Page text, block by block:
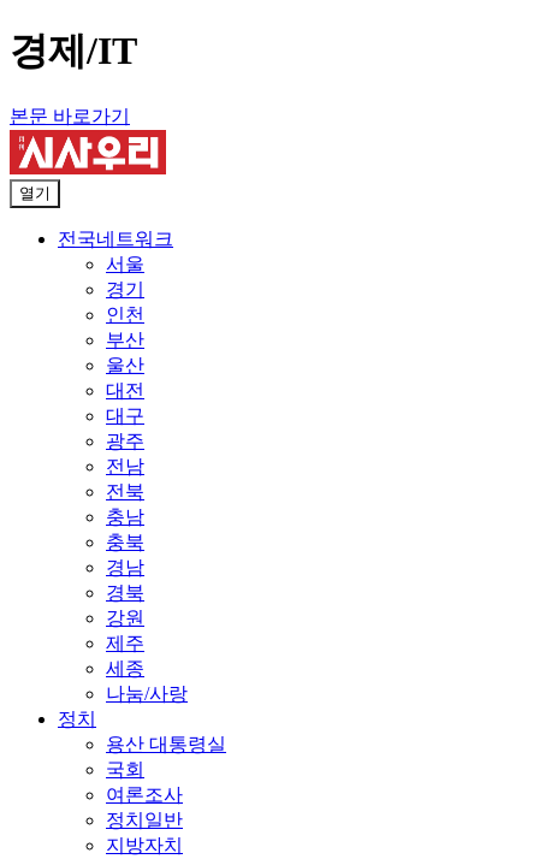
경제/IT
본문 바로가기
열기
전국네트워크
서울
경기
인천
부산
울산
대전
대구
광주
전남
전북
충남
충북
경남
경북
강원
제주
세종
나눔/사랑
정치
용산 대통령실
국회
여론조사
정치일반
지방자치